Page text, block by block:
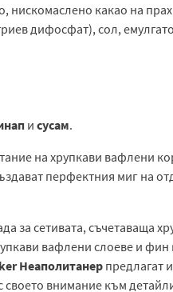
нискомаслено какао на
дифосфат), сол,
и сусам.
на хрупкави вафлени
перфектния миг на
за сетивата, съчетаваща
вафлени слоеве и
Неаполитанерпредлагат
своето внимание към